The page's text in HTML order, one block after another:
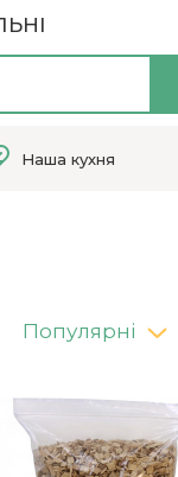
Наша кухня
Популярні